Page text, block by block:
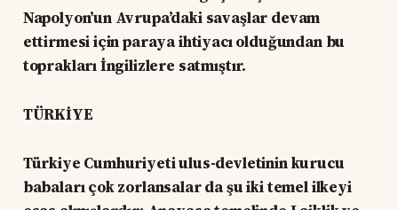
Napolyon’un Avrupa’daki savaşlar devam
ettirmesi için paraya ihtiyacı olduğundan bu
toprakları İngilizlere satmıştır.
TÜRKİYE
Türkiye Cumhuriyeti ulus-devletinin kurucu
babaları çok zorlansalar da şu iki temel ilkeyi